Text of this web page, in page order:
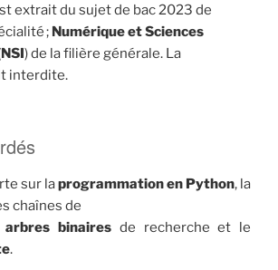
extrait du sujet de bac 2023 de
; Numérique etSciences
NSI) de la filière générale. La
interdite.
sur laprogrammation en Python, la
chaînes de
arbres binaires de recherche et le
.